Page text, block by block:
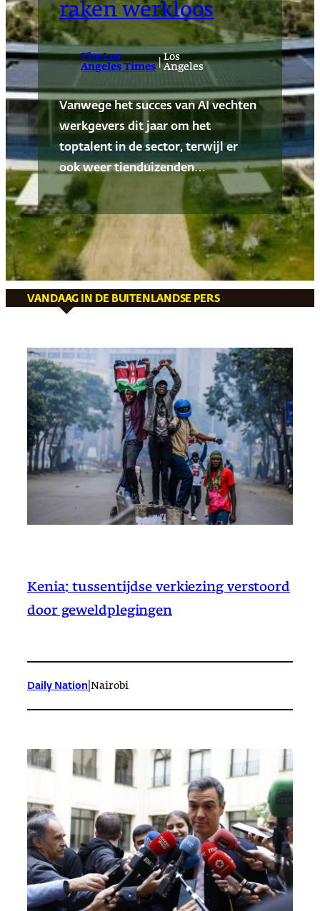
raken werkloos
The Los
Angeles Times
|Los
Angeles
Vanwege het succes van AI vechten
werkgevers dit jaar om het
toptalent in de sector, terwijl er
ook weer tienduizenden…
VANDAAG IN DE BUITENLANDSE PERS
Kenia: tussentijdse verkiezing verstoord
door geweldplegingen
Daily Nation Nairobi